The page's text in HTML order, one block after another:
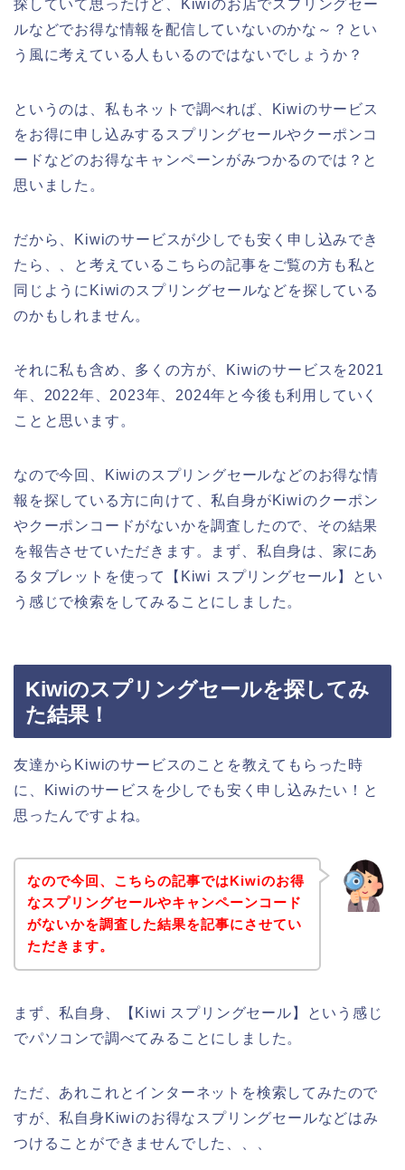
探していて思ったけど、Kiwiのお店でスプリングセー
ルなどでお得な情報を配信していないのかな～？とい
う風に考えている人もいるのではないでしょうか？
というのは、私もネットで調べれば、Kiwiのサービス
をお得に申し込みするスプリングセールやクーポンコ
ードなどのお得なキャンペーンがみつかるのでは？と
思いました。
だから、Kiwiのサービスが少しでも安く申し込みでき
たら、、と考えているこちらの記事をご覧の方も私と
同じようにKiwiのスプリングセールなどを探している
のかもしれません。
それに私も含め、多くの方が、Kiwiのサービスを2021
年、2022年、2023年、2024年と今後も利用していく
ことと思います。
なので今回、Kiwiのスプリングセールなどのお得な情
報を探している方に向けて、私自身がKiwiのクーポン
やクーポンコードがないかを調査したので、その結果
を報告させていただきます。まず、私自身は、家にあ
るタブレットを使って【Kiwi スプリングセール】とい
う感じで検索をしてみることにしました。
Kiwiのスプリングセールを探してみ
た結果！
友達からKiwiのサービスのことを教えてもらった時
に、Kiwiのサービスを少しでも安く申し込みたい！と
思ったんですよね。
なので今回、こちらの記事ではKiwiのお得
なスプリングセールやキャンペーンコード
がないかを調査した結果を記事にさせてい
ただきます。
まず、私自身、【Kiwi スプリングセール】という感じ
でパソコンで調べてみることにしました。
ただ、あれこれとインターネットを検索してみたので
すが、私自身Kiwiのお得なスプリングセールなどはみ
つけることができませんでした、、、